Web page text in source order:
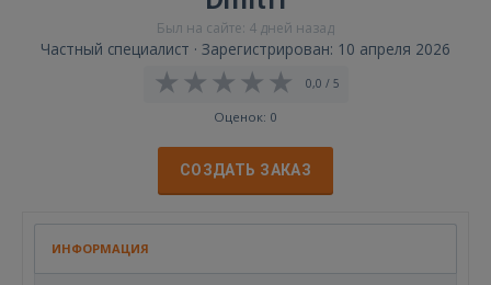
Был на сайте: 4 дней назад
Частный специалист · Зарегистрирован: 10 апреля 2026
0,0 / 5
Оценок: 0
СОЗДАТЬ ЗАКАЗ
ИНФОРМАЦИЯ